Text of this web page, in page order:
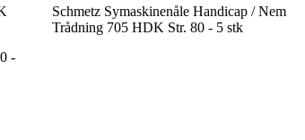
Schmetz Symaskinenåle Handicap / Nem
Trådning 705 HDK Str. 80 - 5 stk
-